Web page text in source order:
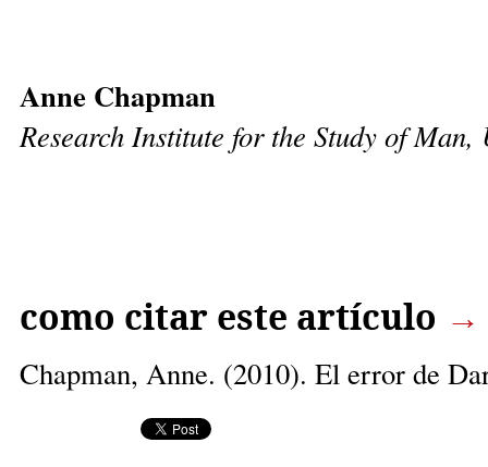
Anne Chapman
Research Institute for the Study of
como citar este artículo →
Chapman, Anne. (2010). El error de